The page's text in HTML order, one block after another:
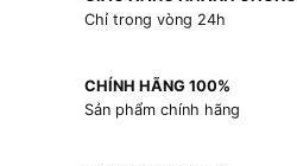
Chỉ trong vòng 24h
CHÍNH HÃNG 100%
Sản phẩm chính hãng